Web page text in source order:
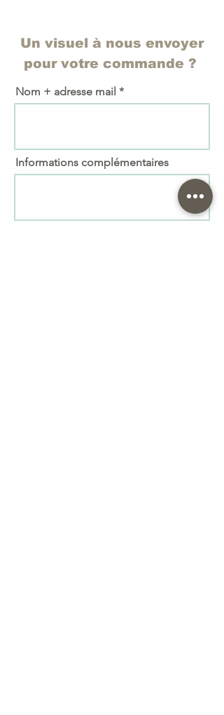
Un visuel à nous envoyer
pour votre commande ?
Nom + adresse mail
Informations complémentaires